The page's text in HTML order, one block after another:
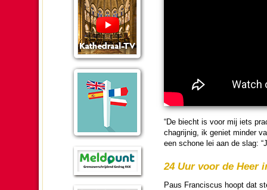
“De biecht is voor mij iets
chagrijnig, ik geniet min­der
een schone lei aan de slag:
24 Uur voor de Heer
Paus Fran­cis­cus hoopt dat